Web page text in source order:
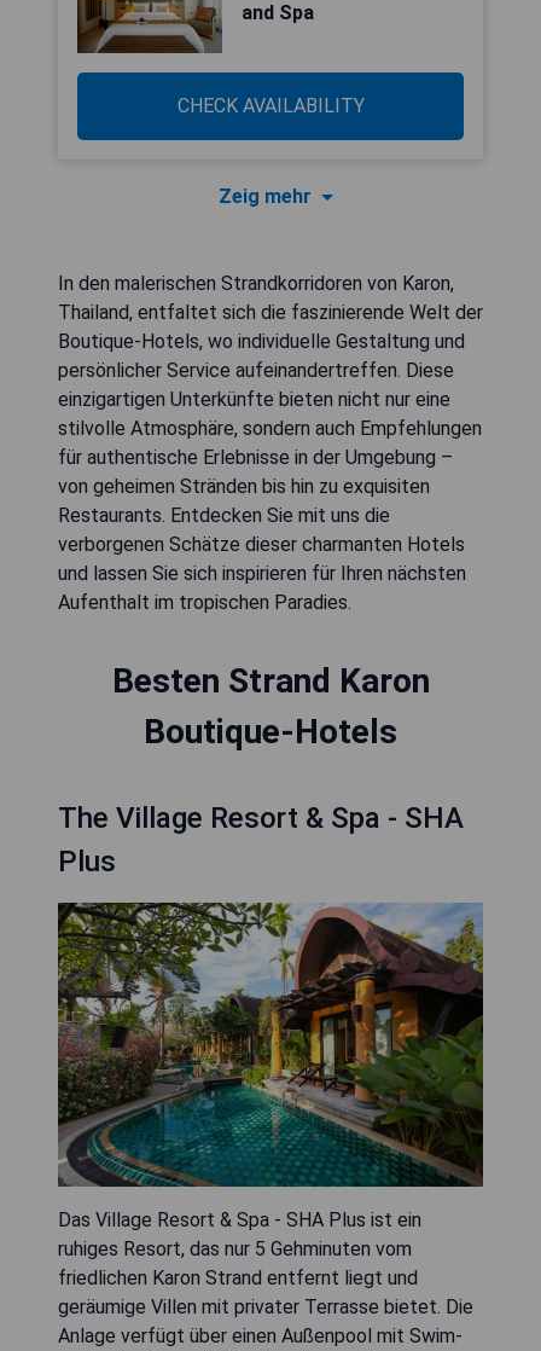
and Spa
CHECK AVAILABILITY
Zeig mehr
In den malerischen Strandkorridoren von Karon,
Thailand, entfaltet sich die faszinierende Welt der
Boutique-Hotels, wo individuelle Gestaltung und
persönlicher Service aufeinandertreffen. Diese
einzigartigen Unterkünfte bieten nicht nur eine
stilvolle Atmosphäre, sondern auch Empfehlungen
für authentische Erlebnisse in der Umgebung –
von geheimen Stränden bis hin zu exquisiten
Restaurants. Entdecken Sie mit uns die
verborgenen Schätze dieser charmanten Hotels
und lassen Sie sich inspirieren für Ihren nächsten
Aufenthalt im tropischen Paradies.
Besten Strand Karon
Boutique-Hotels
The Village Resort & Spa - SHA
Plus
Das Village Resort & Spa - SHA Plus ist ein
ruhiges Resort, das nur 5 Gehminuten vom
friedlichen Karon Strand entfernt liegt und
geräumige Villen mit privater Terrasse bietet. Die
Anlage verfügt über einen Außenpool mit Swim-